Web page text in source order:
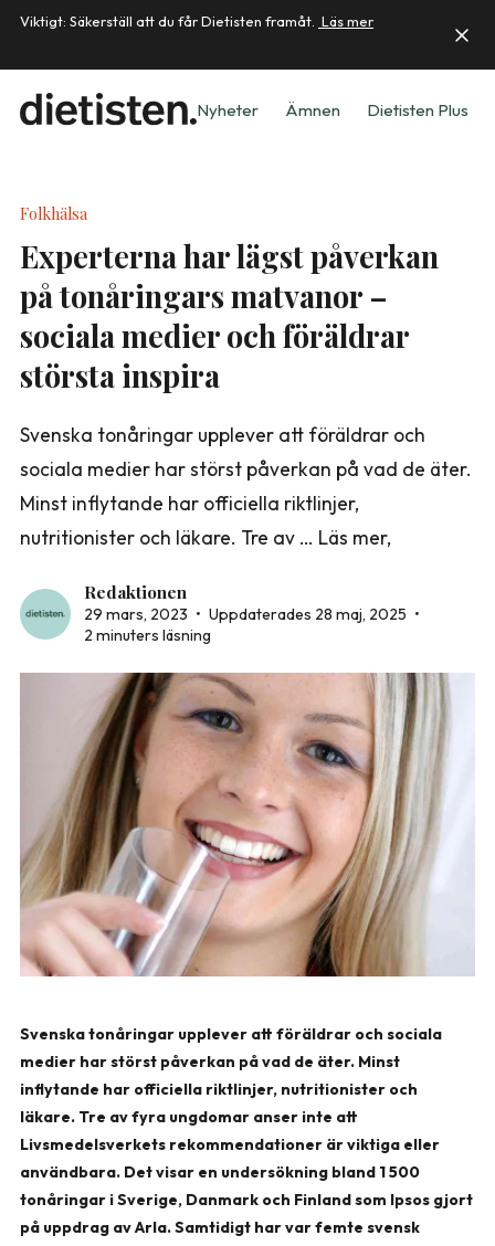
Viktigt: Säkerställ att du får Dietisten framåt. Läs mer
Nyheter Ämnen Dietisten Plus
Folkhälsa
Experterna har lägst påverkan
på tonåringars matvanor –
sociala medier och föräldrar
största inspira
Svenska tonåringar upplever att föräldrar och
sociala medier har störst påverkan på vad de äter.
Minst inflytande har officiella riktlinjer,
nutritionister och läkare. Tre av … Läs mer,
Redaktionen
29 mars, 2023 • Uppdaterades 28 maj, 2025 •
2 minuters läsning
Svenska tonåringar upplever att föräldrar och sociala
medier har störst påverkan på vad de äter. Minst
inflytande har officiella riktlinjer, nutritionister och
läkare. Tre av fyra ungdomar anser inte att
Livsmedelsverkets rekommendationer är viktiga eller
användbara. Det visar en undersökning bland 1 500
tonåringar i Sverige, Danmark och Finland som Ipsos gjort
på uppdrag av Arla. Samtidigt har var femte svensk